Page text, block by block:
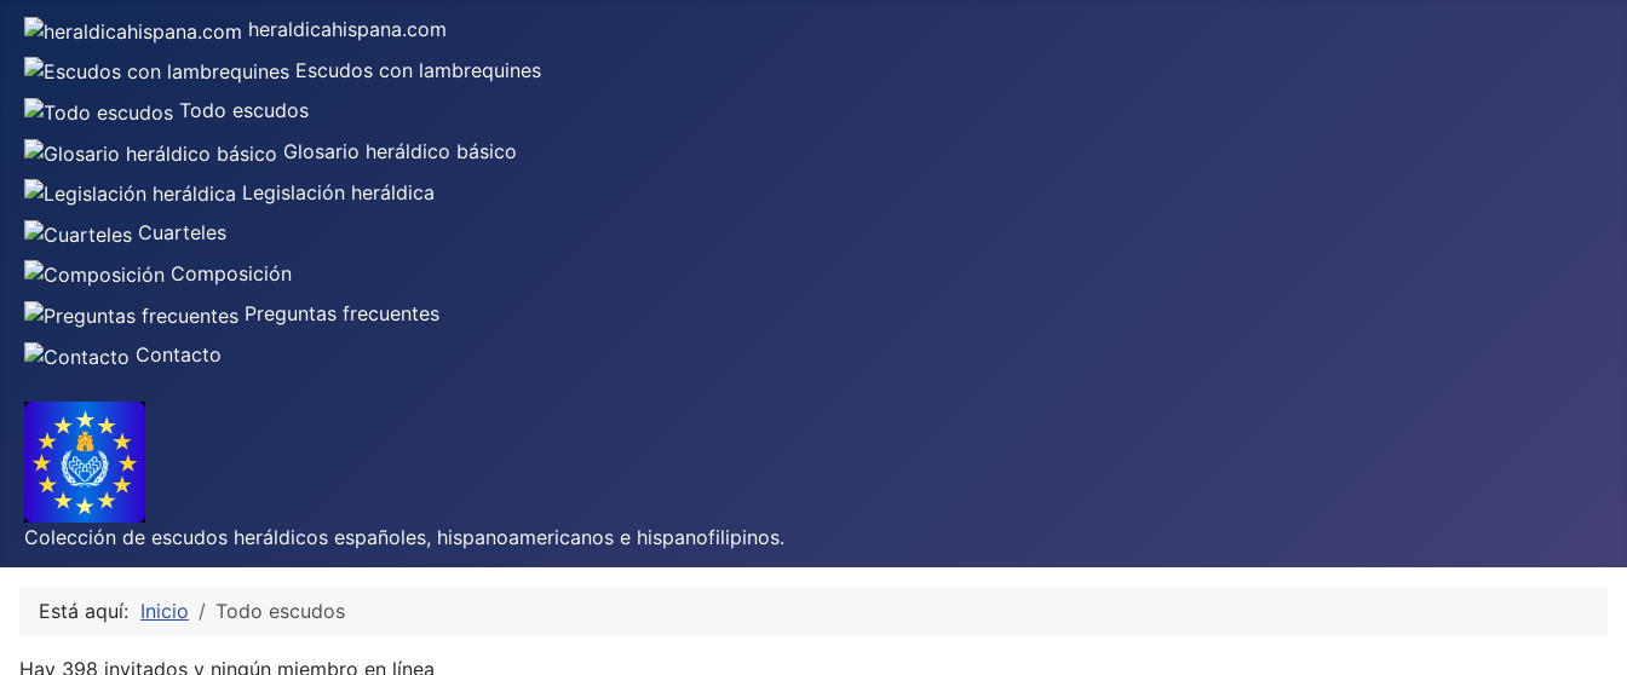
heraldicahispana.com
Escudos con lambrequines
Todo escudos
Glosario heráldico básico
Legislación heráldica
Cuarteles
Composición
Preguntas frecuentes
Contacto
Colección de escudos heráldicos españoles, hispanoamericanos e hispanofilipinos.
Está aquí: Inicio Todo escudos
Hay 398 invitados y ningún miembro en línea